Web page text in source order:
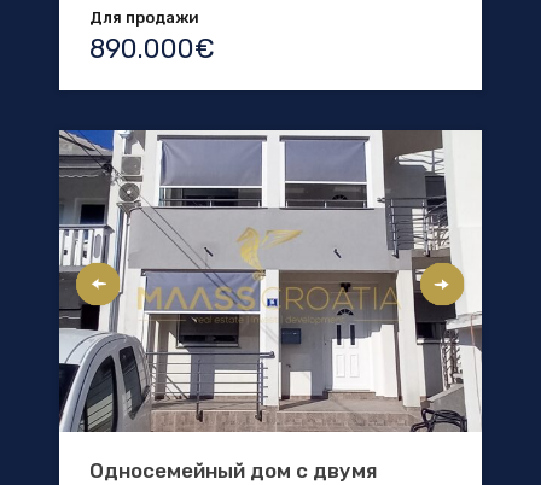
Для продажи
890.000€
Односемейный дом с двумя